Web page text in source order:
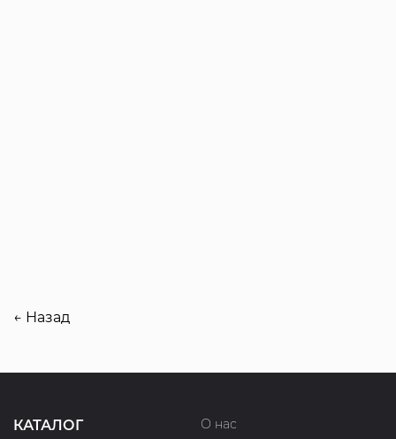
← Назад
КАТАЛОГ
О нас